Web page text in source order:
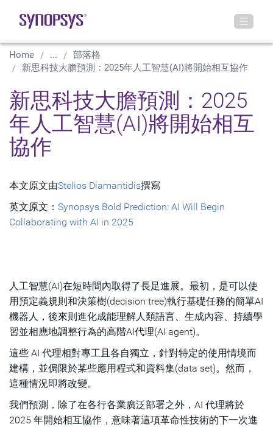
Home ...
部落格
新思科技大膽預測：2025年人工智慧(AI)將開始相互協作
新思科技大膽預測：2025
年人工智慧(AI)將開始相互
協作
本文原文由Stelios Diamantidis撰寫
英文原文： Synopsys Bold Prediction: AI Will Begin
Collaborating with AI in 2025
人工智慧(AI)在短時間內取得了長足進展。最初，是可以使
用預定義規則和決策樹(decision tree)執行基礎任務的簡單AI
機器人，後來則進化成能理解人類語言、生成內容、持續學
習並相應地調整行為的高階AI代理(AI agent)。
這些 AI 代理相對專工且各自獨立，針對特定的使用情境而
建構，並侷限於某些應用程式和資料集(data set)。然而，
這種情況即將改變。
我們預測，除了在各行各業廣泛部署之外，AI 代理將於
2025 年開始相互協作，意味著這項革命性技術的下一次進